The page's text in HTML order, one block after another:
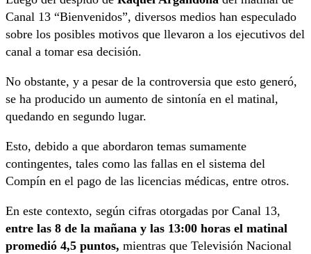
Canal 13 “Bienvenidos”, diversos medios han especulado
sobre los posibles motivos que llevaron a los ejecutivos del
canal a tomar esa decisión.
No obstante, y a pesar de la controversia que esto generó,
se ha producido un aumento de sintonía en el matinal,
quedando en segundo lugar.
Esto, debido a que abordaron temas sumamente
contingentes, tales como las fallas en el sistema del
Compín en el pago de las licencias médicas, entre otros.
En este contexto, según cifras otorgadas por Canal 13,
entre las 8 de la mañana y las 13:00 horas el matinal
promedió 4,5 puntos, mientras que Televisión Nacional